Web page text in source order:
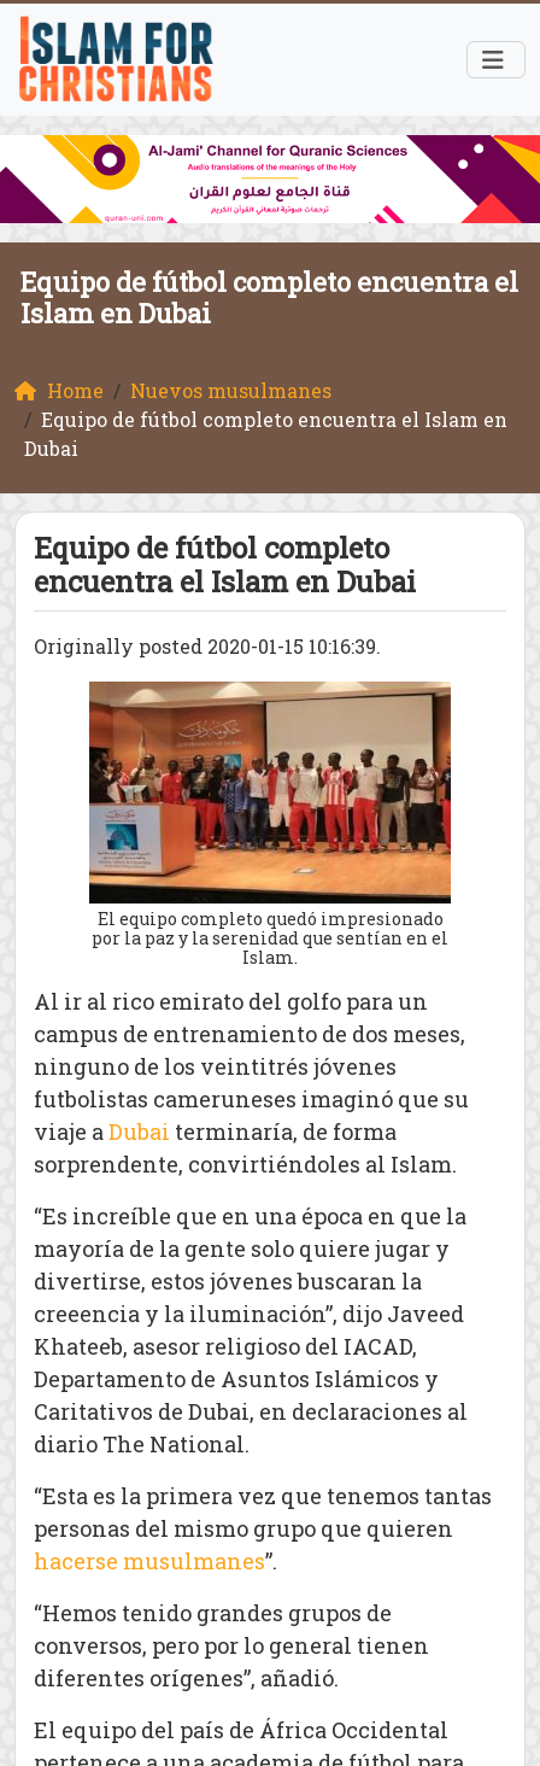
Equipo de fútbol completo encuentra el
Islam en Dubai
Home
Nuevos musulmanes
Equipo de fútbol completo encuentra el Islam en
Dubai
Equipo de fútbol completo
encuentra el Islam en Dubai
Originally posted 2020-01-15 10:16:39.
El equipo completo quedó impresionado
por la paz y la serenidad que sentían en el
Islam.
Al ir al rico emirato del golfo para un
campus de entrenamiento de dos meses,
ninguno de los veintitrés jóvenes
futbolistas cameruneses imaginó que su
viaje aDubai terminaría, de forma
sorprendente, convirtiéndoles al Islam.
“Es increíble que en una época en que la
mayoría de la gente solo quiere jugar y
divertirse, estos jóvenes buscaran la
creeencia y la iluminación”, dijo Javeed
Khateeb, asesor religioso del IACAD,
Departamento de Asuntos Islámicos y
Caritativos de Dubai, en declaraciones al
diario The National.
“Esta es la primera vez que tenemos tantas
personas del mismo grupo que quieren
hacerse musulmanes”.
“Hemos tenido grandes grupos de
conversos, pero por lo general tienen
diferentes orígenes”, añadió.
El equipo del país de África Occidental